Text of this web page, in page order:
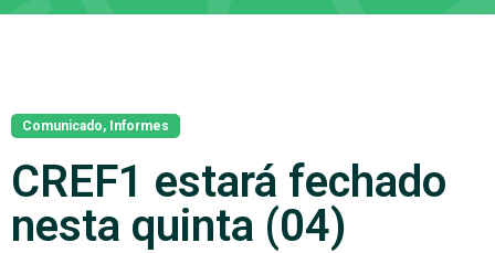
Comunicado, Informes
CREF1 estará fechado
nesta quinta (04)